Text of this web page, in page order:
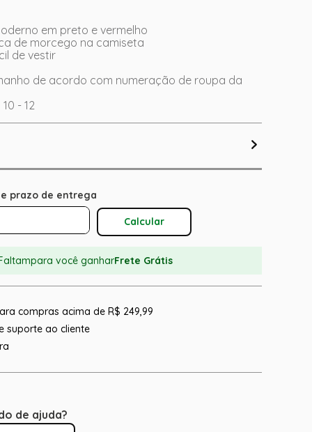
em preto e vermelho
de morcego na camiseta
de vestir
de acordo com numeração de roupa da
- 12
Calcular O Frete
para você ganharFrete Grátis
compras acima de R$ 249,99
suporte ao cliente
de ajuda?